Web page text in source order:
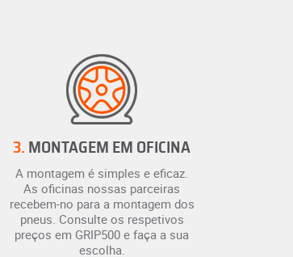
3. MONTAGEM EM OFICINA
A montagem é simples e eficaz.
As oficinas nossas parceiras
recebem-no para a montagem dos
pneus. Consulte os respetivos
preços em GRIP500 e faça a sua
escolha.